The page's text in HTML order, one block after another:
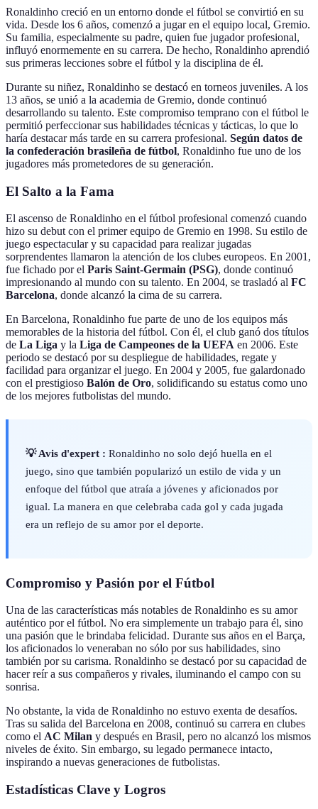
Ronaldinho creció en un entorno donde el fútbol se convirtió en su
vida. Desde los 6 años, comenzó a jugar en el equipo local, Gremio.
Su familia, especialmente su padre, quien fue jugador profesional,
influyó enormemente en su carrera. De hecho, Ronaldinho aprendió
sus primeras lecciones sobre el fútbol y la disciplina de él.
Durante su niñez, Ronaldinho se destacó en torneos juveniles. A los
13 años, se unió a la academia de Gremio, donde continuó
desarrollando su talento. Este compromiso temprano con el fútbol le
permitió perfeccionar sus habilidades técnicas y tácticas, lo que lo
haría destacar más tarde en su carrera profesional. Según datos de
la confederación brasileña de fútbol, Ronaldinho fue uno de los
jugadores más prometedores de su generación.
El Salto a la Fama
El ascenso de Ronaldinho en el fútbol profesional comenzó cuando
hizo su debut con el primer equipo de Gremio en 1998. Su estilo de
juego espectacular y su capacidad para realizar jugadas
sorprendentes llamaron la atención de los clubes europeos. En 2001,
fue fichado por el Paris Saint-Germain (PSG), donde continuó
impresionando al mundo con su talento. En 2004, se trasladó al FC
Barcelona, donde alcanzó la cima de su carrera.
En Barcelona, Ronaldinho fue parte de uno de los equipos más
memorables de la historia del fútbol. Con él, el club ganó dos títulos
de La Liga y la Liga de Campeones de la UEFA en 2006. Este
periodo se destacó por su despliegue de habilidades, regate y
facilidad para organizar el juego. En 2004 y 2005, fue galardonado
con el prestigioso Balón de Oro, solidificando su estatus como uno
de los mejores futbolistas del mundo.
💡 Avis d'expert : Ronaldinho no solo dejó huella en el
juego, sino que también popularizó un estilo de vida y un
enfoque del fútbol que atraía a jóvenes y aficionados por
igual. La manera en que celebraba cada gol y cada jugada
era un reflejo de su amor por el deporte.
Compromiso y Pasión por el Fútbol
Una de las características más notables de Ronaldinho es su amor
auténtico por el fútbol. No era simplemente un trabajo para él, sino
una pasión que le brindaba felicidad. Durante sus años en el Barça,
los aficionados lo veneraban no sólo por sus habilidades, sino
también por su carisma. Ronaldinho se destacó por su capacidad de
hacer reír a sus compañeros y rivales, iluminando el campo con su
sonrisa.
No obstante, la vida de Ronaldinho no estuvo exenta de desafíos.
Tras su salida del Barcelona en 2008, continuó su carrera en clubes
como el AC Milan y después en Brasil, pero no alcanzó los mismos
niveles de éxito. Sin embargo, su legado permanece intacto,
inspirando a nuevas generaciones de futbolistas.
Estadísticas Clave y Logros